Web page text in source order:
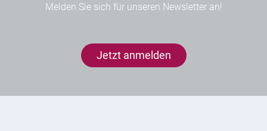
Melden Sie sich für unseren Newsletter an!
Jetzt anmelden